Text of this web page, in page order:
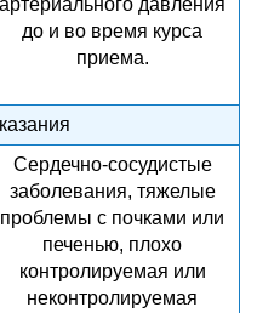
артериального давления
до и во время курса
приема.
Сердечно-сосудистые
заболевания, тяжелые
проблемы с почками или
печенью, плохо
контролируемая или
неконтролируемая